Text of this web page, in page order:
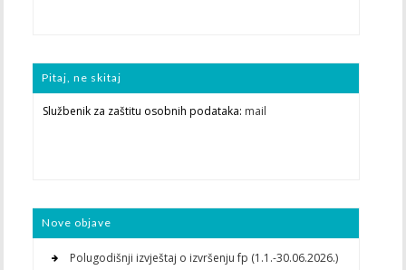
Pitaj, ne skitaj
Službenik za zaštitu osobnih podataka: mail
Nove objave
Polugodišnji izvještaj o izvršenju fp (1.1.-30.06.2026.)